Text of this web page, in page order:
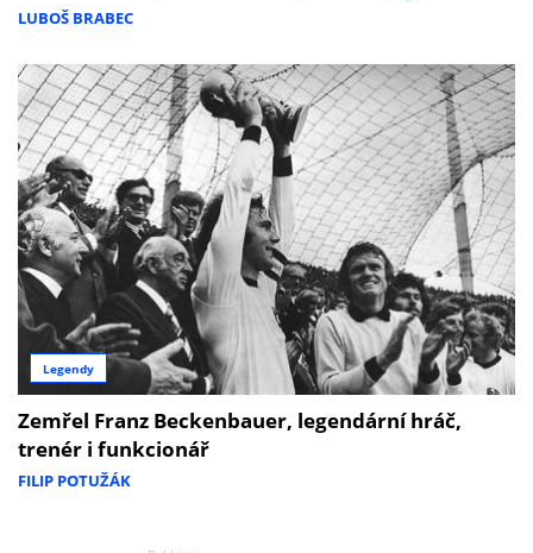
LUBOŠ BRABEC
Legendy
Zemřel Franz Beckenbauer, legendární hráč,
trenér i funkcionář
FILIP POTUŽÁK